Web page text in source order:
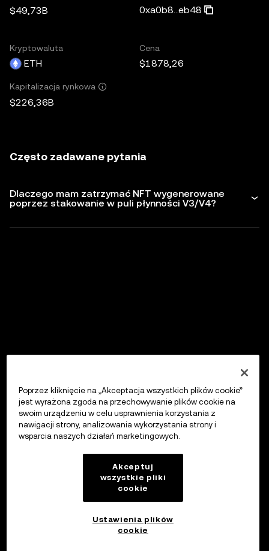
$49,73B 0xa0b8...eb48
Kryptowaluta
ETH
Cena
$1878,26
Kapitalizacja rynkowa
$226,36B
Często zadawane pytania
Dlaczego mam zatrzymać NFT wygenerowane
poprzez stakowanie w puli płynności V3/V4?
Poprzez kliknięcie na „Akceptacja wszystkich plików cookie”
jest wyrażona zgoda na przechowywanie plików cookie na
swoim urządzeniu w celu usprawnienia korzystania z
nawigacji strony, analizowania wykorzystania strony i
wsparcia naszych działań marketingowych.
Akceptuj
wszystkie pliki
cookie
Ustawienia plików
cookie